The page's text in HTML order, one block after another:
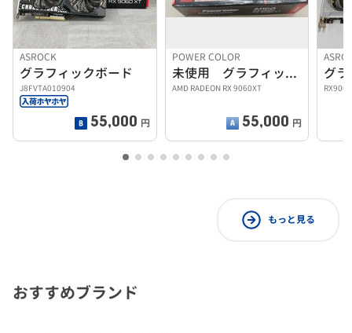
ASROCK
グラフィックボード
J8FVTA010904
55,000 円
POWER COLOR
未使用 グラフィックボード
AMD RADEON RX 9060XT
55,000 円
グ
もっと見る
おすすめブランド